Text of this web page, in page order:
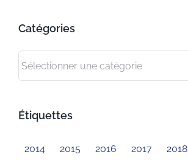
Catégories
Étiquettes
2014 2015 2016 2017 2018